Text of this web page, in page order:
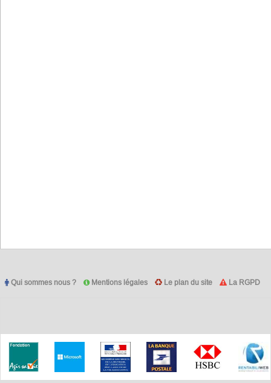
Qui sommes nous ? Mentions légales Le plan du site La RGPD